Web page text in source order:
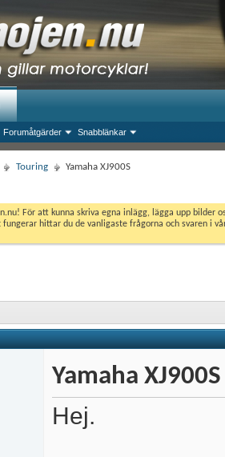
Forumåtgärder Snabblänkar
Touring Yamaha XJ900S
För att kunna skriva egna inlägg, lägga upp
fungerar hittar du de vanligaste frågorna och svaren i
Yamaha XJ900S
Hej.